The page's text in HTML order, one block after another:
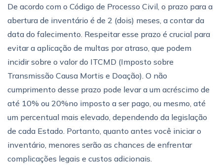
De acordo com o Código de Processo Civil, o prazo para a
abertura de inventário é de 2 (dois) meses, a contar da
data do falecimento. Respeitar esse prazo é crucial para
evitar a aplicação de multas por atraso, que podem
incidir sobre o valor do ITCMD (Imposto sobre
Transmissão Causa Mortis e Doação). O não
cumprimento desse prazo pode levar a um acréscimo de
até 10% ou 20%no imposto a ser pago, ou mesmo, até
um percentual mais elevado, dependendo da legislação
de cada Estado. Portanto, quanto antes você iniciar o
inventário, menores serão as chances de enfrentar
complicações legais e custos adicionais.